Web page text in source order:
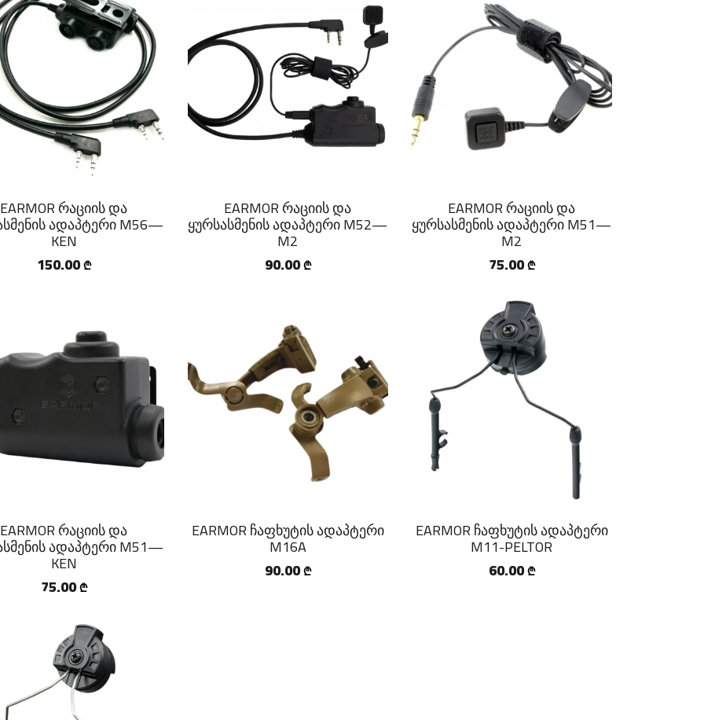
EARMOR რაციის და
ადაპტერი M56—
KEN
150.00 ₾
EARMOR რაციის და
ყურსასმენის ადაპტერი M52—
M2
90.00 ₾
EARMOR რაციის და
ყურსასმენის ადაპტერი M51—
M2
75.00 ₾
EARMOR რაციის და
ადაპტერი M51—
KEN
75.00 ₾
EARMOR ჩაფხუტის ადაპტერი
M16A
90.00 ₾
EARMOR ჩაფხუტის ადაპტერი
M11-PELTOR
60.00 ₾